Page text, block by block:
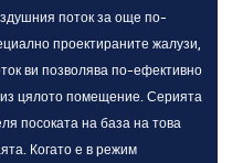
поток за още по-
проектираните жалузи,
ви позволява по-ефективно
цялото помещение. Серията
посоката на база на това
Когато е в режим